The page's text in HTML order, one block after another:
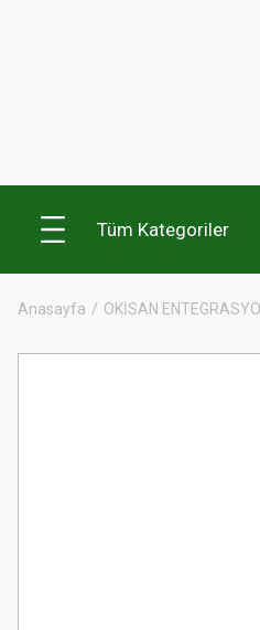
Tüm Kategoriler
Anasayfa OKİSAN